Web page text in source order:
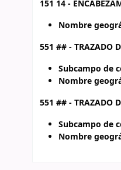
151 14 -
Nombre
551 ## - TRAZADO
Subcampo de
Nombre
551 ## - TRAZADO
Subcampo de
Nombre